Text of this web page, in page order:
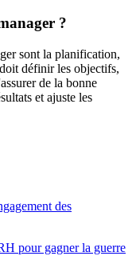
?
sont la planification,
définir les objectifs,
de la bonne
et ajuste les
des
pour gagner la guerre